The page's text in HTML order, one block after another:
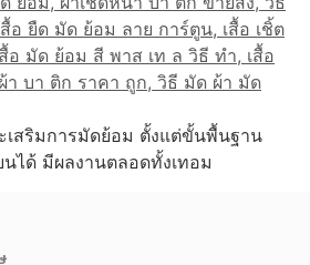
เสริมการมัดย้อม ตั้งแต่ขั้นพื้นฐาน
ได้ มีผลงานตลอดทั้งเทอม